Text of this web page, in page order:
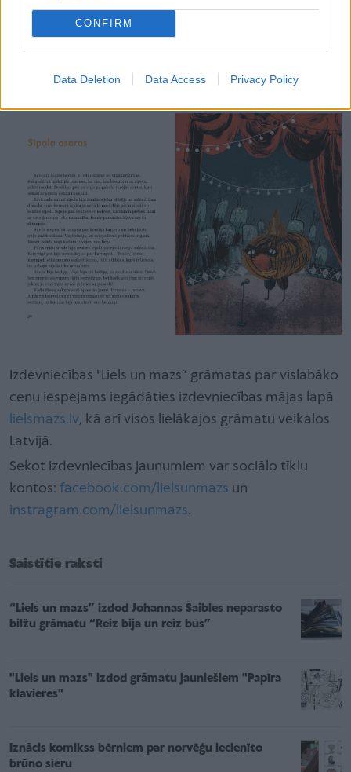
CONFIRM
Data Deletion Data Access Privacy Policy
katalogā “The White Raven” (2021). Izdevniecībā
"Liels un mazs” jau iznākusi viena grāmata ar Annes
Pikovas ilustrācijām – Andrusa Kivirehka ”Oskars un
lietas” (2018).
Izdevniecības "Liels un mazs” grāmatas par vislabāko
cenu iespējams iegādāties izdevniecības mājas lapā
lielsmazs.lv, kā arī visos lielākajos grāmatu veikalos
Latvijā.
Sekot izdevniecības jaunumiem var sociālo tīklu
kontos: facebook.com/lielsunmazs un
instragram.com/lielsunmazs.
Saistītie raksti
“Liels un mazs” izdod Johannas Šaibles neparasto
bilžu grāmatu “Reiz bija un reiz būs”
"Liels un mazs" izdod grāmatu jauniešiem "Papīra
klavieres"
Iznācis komikss bērniem par norvēģu iecienīto
brūno sieru